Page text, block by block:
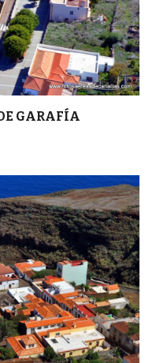
GARAFÍA